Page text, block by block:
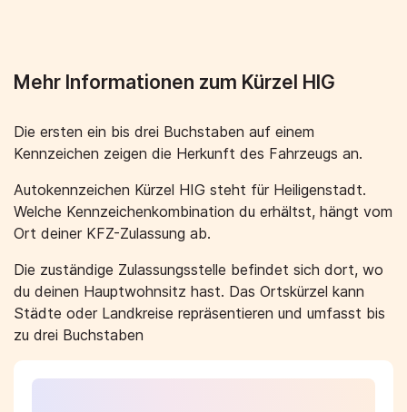
Mehr Informationen zum Kürzel HIG
Die ersten ein bis drei Buchstaben auf einem
Kennzeichen zeigen die Herkunft des Fahrzeugs an.
Autokennzeichen Kürzel HIG steht für Heiligenstadt.
Welche Kennzeichenkombination du erhältst, hängt vom
Ort deiner KFZ-Zulassung ab.
Die zuständige Zulassungsstelle befindet sich dort, wo
du deinen Hauptwohnsitz hast. Das Ortskürzel kann
Städte oder Landkreise repräsentieren und umfasst bis
zu drei Buchstaben